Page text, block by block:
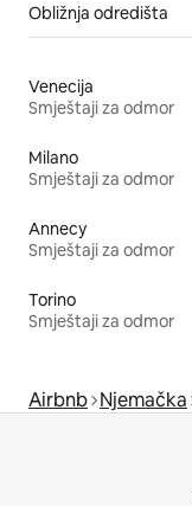
Obližnja odredišta
Venecija
Smještaji za odmor
Milano
Smještaji za odmor
Annecy
Smještaji za odmor
Torino
Smještaji za odmor
Airbnb Njemačka